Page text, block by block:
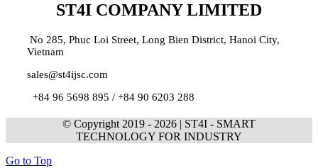
ST4I COMPANY LIMITED
No 285, Phuc Loi Street, Long Bien District, Hanoi City,
Vietnam
sales@st4ijsc.com
+84 96 5698 895 / +84 90 6203 288
© Copyright 2019 - 2026 | ST4I - SMART
TECHNOLOGY FOR INDUSTRY
Go to Top